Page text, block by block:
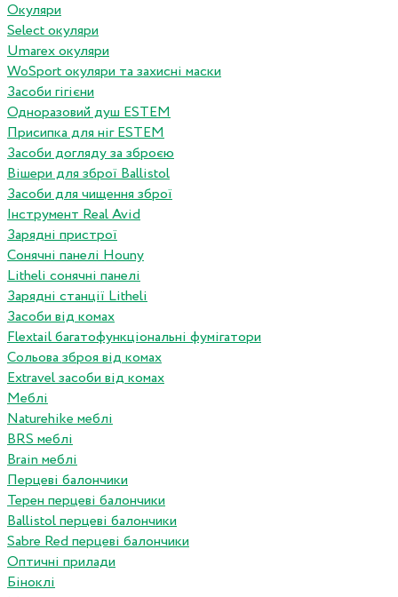
Окуляри
Select окуляри
Umarex окуляри
WoSport окуляри та захисні маски
Засоби гігієни
Одноразовий душ ESTEM
Присипка для ніг ESTEM
Засоби догляду за зброєю
Вішери для зброї Ballistol
Засоби для чищення зброї
Інструмент Real Avid
Зарядні пристрої
Сонячні панелі Houny
Litheli сонячні панелі
Зарядні станції Litheli
Засоби від комах
Flextail багатофункціональні фумігатори
Сольова зброя від комах
Extravel засоби від комах
Меблі
Naturehike меблі
BRS меблі
Brain меблі
Перцеві балончики
Терен перцеві балончики
Ballistol перцеві балончики
Sabre Red перцеві балончики
Оптичні прилади
Біноклі